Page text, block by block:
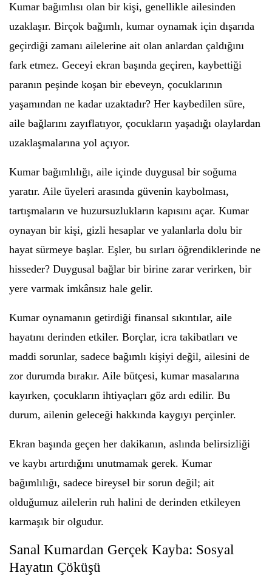
Kumar bağımlısı olan bir kişi, genellikle ailesinden
uzaklaşır. Birçok bağımlı, kumar oynamak için dışarıda
geçirdiği zamanı ailelerine ait olan anlardan çaldığını
fark etmez. Geceyi ekran başında geçiren, kaybettiği
paranın peşinde koşan bir ebeveyn, çocuklarının
yaşamından ne kadar uzaktadır? Her kaybedilen süre,
aile bağlarını zayıflatıyor, çocukların yaşadığı olaylardan
uzaklaşmalarına yol açıyor.
Kumar bağımlılığı, aile içinde duygusal bir soğuma
yaratır. Aile üyeleri arasında güvenin kaybolması,
tartışmaların ve huzursuzlukların kapısını açar. Kumar
oynayan bir kişi, gizli hesaplar ve yalanlarla dolu bir
hayat sürmeye başlar. Eşler, bu sırları öğrendiklerinde ne
hisseder? Duygusal bağlar bir birine zarar verirken, bir
yere varmak imkânsız hale gelir.
Kumar oynamanın getirdiği finansal sıkıntılar, aile
hayatını derinden etkiler. Borçlar, icra takibatları ve
maddi sorunlar, sadece bağımlı kişiyi değil, ailesini de
zor durumda bırakır. Aile bütçesi, kumar masalarına
kayırken, çocukların ihtiyaçları göz ardı edilir. Bu
durum, ailenin geleceği hakkında kaygıyı perçinler.
Ekran başında geçen her dakikanın, aslında belirsizliği
ve kaybı artırdığını unutmamak gerek. Kumar
bağımlılığı, sadece bireysel bir sorun değil; ait
olduğumuz ailelerin ruh halini de derinden etkileyen
karmaşık bir olgudur.
Sanal Kumardan Gerçek Kayba: Sosyal
Hayatın Çöküşü